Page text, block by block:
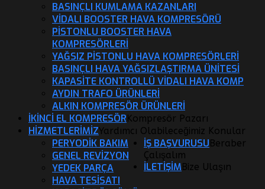
BASINÇLI KUMLAMA KAZANLARI
VIDALI BOOSTER HAVA KOMPRESÖRÜ
PISTONLU BOOSTER HAVA
KOMPRESÖRLERI
YAĞSIZ PISTONLU HAVA KOMPRESÖRLERI
BASINÇLI HAVA YAĞSIZLAŞTIRMA ÜNITESI
KAPASITE KONTROLLÜ VIDALI HAVA KOMP
AYDIN TRAFO ÜRÜNLERI
ALKIN KOMPRESÖR ÜRÜNLERI
İKİNCİ EL KOMPRESÖRKompresör Pazarı
HİZMETLERİMİZYardımcı Olabileceğimiz Konular
PERYODIK BAKIM
GENEL REVIZYON
YEDEK PARÇA
HAVA TESISATI
İŞ BAŞVURUSUBeraber
Çalışalım
İLETİŞİMBize Ulaşın